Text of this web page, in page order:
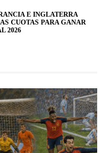
E INGLATERRA
CUOTAS PARA GANAR
2026